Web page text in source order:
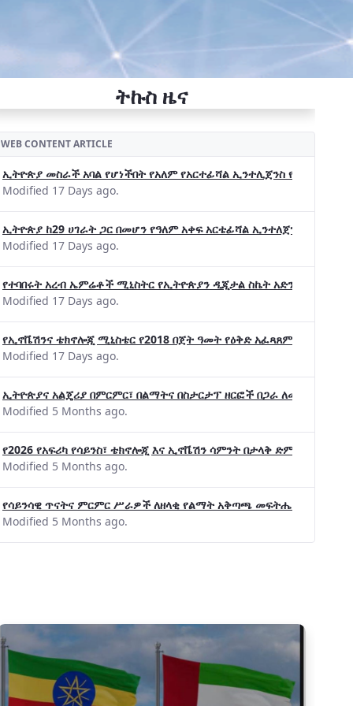
ትኩስ ዜና
WEB CONTENT ARTICLE
ኢትዮጵያ መስራች አባል የሆነችበት የአለም የአርተፊሻል ኢንተሊጀንስ የትብብር
Modified 17 Days ago.
ኢትዮጵያ ከ29 ሀገራት ጋር በመሆን የዓለም አቀፍ አርቴፊሻል ኢንተለጀንስ ትብብር
Modified 17 Days ago.
የተባበሩት አረብ ኤምሬቶች ሚኒስትር የኢትዮጵያን ዲጂታል ስኬት አድንቀዋል
Modified 17 Days ago.
የኢኖቬሽንና ቴክኖሎጂ ሚኒስቴር የ2018 በጀት ዓመት የዕቅድ አፈጻጸምና የቀጣይ
Modified 17 Days ago.
ኢትዮጵያና አልጄሪያ በምርምር፣ በልማትና በስታርታፕ ዘርፎች በጋራ ለመስራት መከሩ፡፡
Modified 5 Months ago.
የ2026 የአፍሪካ የሳይንስ፣ ቴክኖሎጂ እና ኢኖቬሽን ሳምንት በታላቅ ድምቀት
Modified 5 Months ago.
የሳይንሳዊ ጥናትና ምርምር ሥራዎች ለዘላቂ የልማት አቅጣጫ መፍትሔ ጠቋሚ
Modified 5 Months ago.